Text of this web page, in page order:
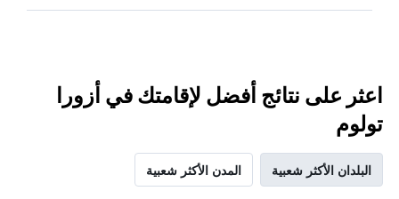
اعثر على نتائج أفضل لإقامتك في أزورا
تولوم
البلدان الأكثر شعبية المدن الأكثر شعبية